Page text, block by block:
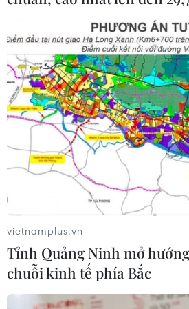
thị thực
Chủ tịch Quốc hội Trần Thanh
tiếp Đại sứ Hoa Kỳ Jennifer
06/08/2026 13:43
Tổng thống Trump bác tin Mỹ
hụt vũ khí vì chiến dịch Trung
06/08/2026 09:40
Mỹ điều tra sự cố hàng không liên
quan đến trực thăng chở Tổng
Trump
vietnamplus.vn
Tỉnh Quảng Ninh mở
chuỗi kinh tế phía Bắc